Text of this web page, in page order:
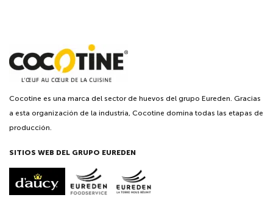
Cocotine es una marca del sector de huevos del grupo Eureden. Gracias
a esta organización de la industria, Cocotine domina todas las etapas de
producción.
SITIOS WEB DEL GRUPO EUREDEN